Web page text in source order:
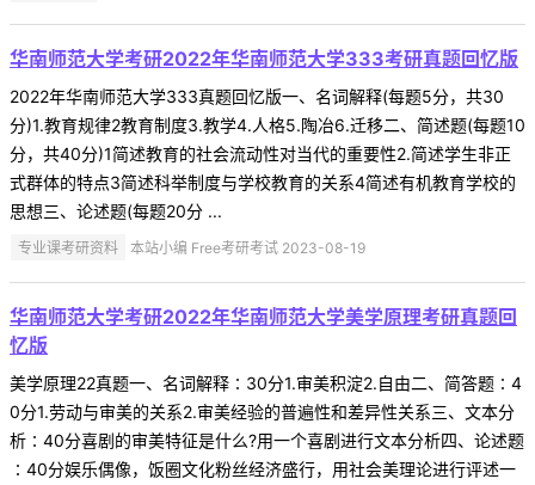
华南师范大学考研2022年华南师范大学333考研真题回忆版
2022年华南师范大学333真题回忆版一、名词解释(每题5分，共30
分)1.教育规律2教育制度3.教学4.人格5.陶冶6.迁移二、简述题(每题10
分，共40分)1简述教育的社会流动性对当代的重要性2.简述学生非正
式群体的特点3简述科举制度与学校教育的关系4简述有机教育学校的
思想三、论述题(每题20分 ...
专业课考研资料 本站小编 Free考研考试 2023-08-19
华南师范大学考研2022年华南师范大学美学原理考研真题回
忆版
美学原理22真题一、名词解释∶30分1.审美积淀2.自由二、简答题∶4
0分1.劳动与审美的关系2.审美经验的普遍性和差异性关系三、文本分
析∶40分喜剧的审美特征是什么?用一个喜剧进行文本分析四、论述题
∶40分娱乐偶像，饭圈文化粉丝经济盛行，用社会美理论进行评述一